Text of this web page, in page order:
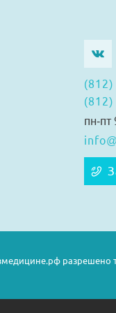
(812)
(812)
пн-пт
разрешено